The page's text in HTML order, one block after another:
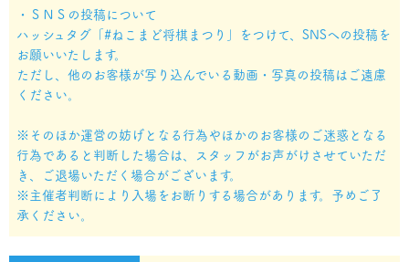
・ＳＮＳの投稿について
ハッシュタグ「#ねこまど将棋まつり」をつけて、SNSへの投稿を
お願いいたします。
ただし、他のお客様が写り込んでいる動画・写真の投稿はご遠慮
ください。
※そのほか運営の妨げとなる行為やほかのお客様のご迷惑となる
行為であると判断した場合は、スタッフがお声がけさせていただ
き、ご退場いただく場合がございます。
※主催者判断により入場をお断りする場合があります。予めご了
承ください。